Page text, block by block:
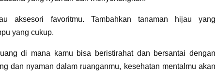
aksesori favoritmu. Tambahkan tanaman hijau yang
yang cukup.
di mana kamu bisa beristirahat dan bersantai dengan
dan nyaman dalam ruanganmu, kesehatan mentalmu akan